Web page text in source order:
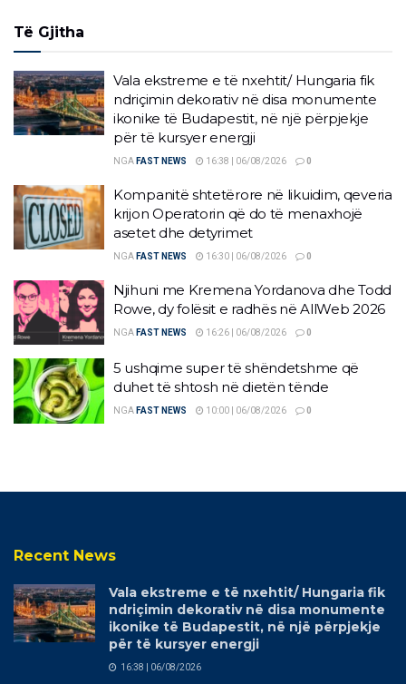
Të Gjitha
Vala ekstreme e të nxehtit/ Hungaria fik
ndriçimin dekorativ në disa monumente
ikonike të Budapestit, në një përpjekje
për të kursyer energji
NGA FAST NEWS 16:38 | 06/08/2026 0
Kompanitë shtetërore në likuidim, qeveria
krijon Operatorin që do të menaxhojë
asetet dhe detyrimet
NGA FAST NEWS 16:30 | 06/08/2026 0
Njihuni me Kremena Yordanova dhe Todd
Rowe, dy folësit e radhës në AllWeb 2026
NGA FAST NEWS 16:26 | 06/08/2026 0
5 ushqime super të shëndetshme që
duhet të shtosh në dietën tënde
NGA FAST NEWS 10:00 | 06/08/2026 0
Recent News
Vala ekstreme e të nxehtit/ Hungaria fik
ndriçimin dekorativ në disa monumente
ikonike të Budapestit, në një përpjekje
për të kursyer energji
16:38 | 06/08/2026